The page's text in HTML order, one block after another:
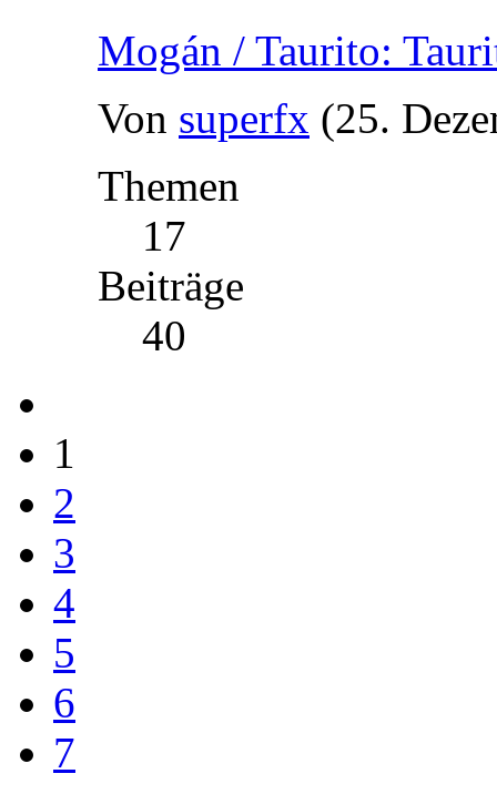
Mogán / Taurito:
Von superfx (25.
Themen
17
Beiträge
40
1
2
3
4
5
6
7